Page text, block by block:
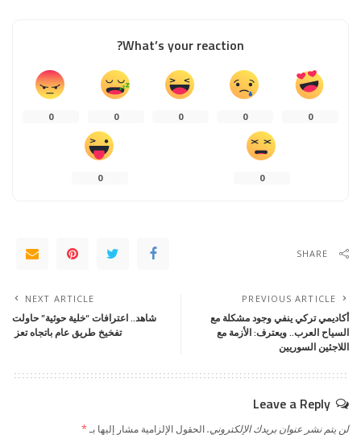
What’s your reaction?
0
0
0
0
0
0
0
SHARE
PREVIOUS ARTICLE
أكاديمي تركي ينفي وجود مشكلة مع
السياح العرب.. ويعترف: الأزمة مع
اللاجئين السوريين
NEXT ARTICLE
شاهد.. اعترافات “خلية حوثية” حاولت
تفخيخ طريق عام باتجاه تعز
Leave a Reply
لن يتم نشر عنوان بريدك الإلكتروني.الحقول الإلزامية مشار إليها بـ*